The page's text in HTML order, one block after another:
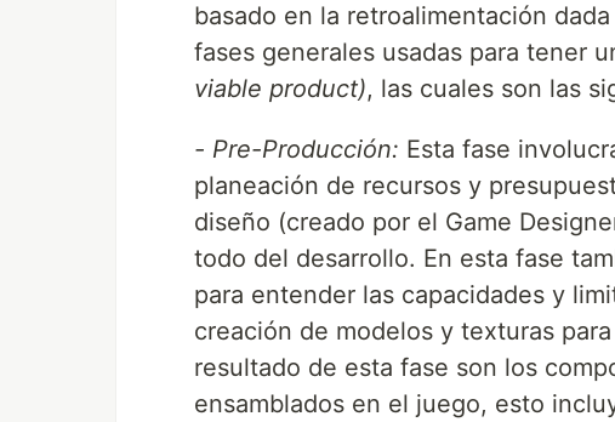
basado en la retroalimentación
fases generales usadas para tener
viable product), las cuales son las
- Pre-Producción: Esta fase
planeación de recursos y
diseño (creado por el Game
todo del desarrollo. En esta fase
para entender las capacidades y
creación de modelos y texturas
resultado de esta fase son los
ensamblados en el juego, esto